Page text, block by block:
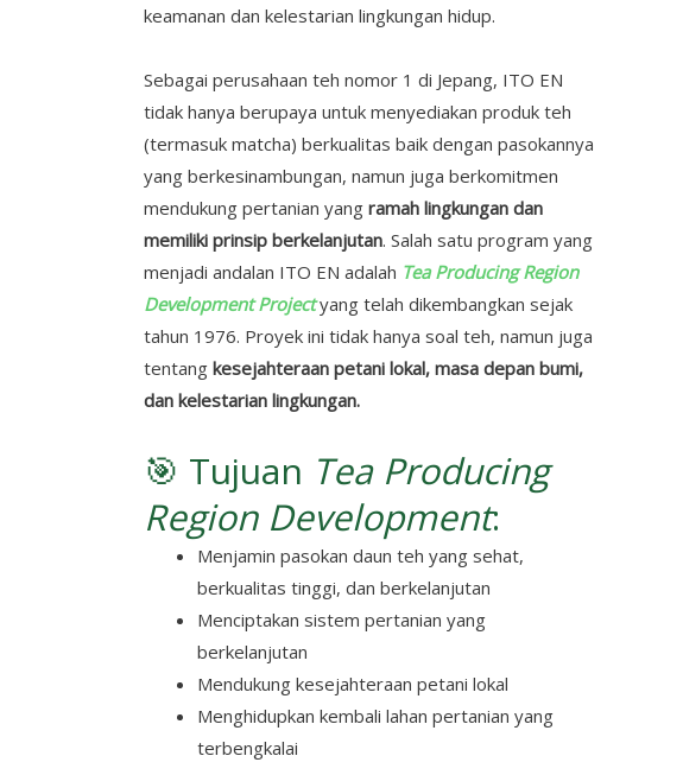
keamanan dan kelestarian lingkungan hidup.
Sebagai perusahaan teh nomor 1 di Jepang, ITO EN
tidak hanya berupaya untuk menyediakan produk teh
(termasuk matcha) berkualitas baik dengan pasokannya
yang berkesinambungan, namun juga berkomitmen
mendukung pertanian yang ramah lingkungan dan
memiliki prinsip berkelanjutan. Salah satu program yang
menjadi andalan ITO EN adalah Tea Producing Region
Development Project yang telah dikembangkan sejak
tahun 1976. Proyek ini tidak hanya soal teh, namun juga
tentang kesejahteraan petani lokal, masa depan bumi,
dan kelestarian lingkungan.
🎯 Tujuan Tea Producing
Region Development:
Menjamin pasokan daun teh yang sehat,
berkualitas tinggi, dan berkelanjutan
Menciptakan sistem pertanian yang
berkelanjutan
Mendukung kesejahteraan petani lokal
Menghidupkan kembali lahan pertanian yang
terbengkalai